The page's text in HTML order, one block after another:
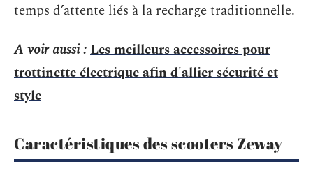
temps d’attente liés à la recharge traditionnelle.
A voir aussi :Les meilleurs accessoires pour
trottinette électrique afin d'allier sécurité et
style
Caractéristiques des scooters Zeway